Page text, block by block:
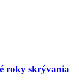
roky skrývania